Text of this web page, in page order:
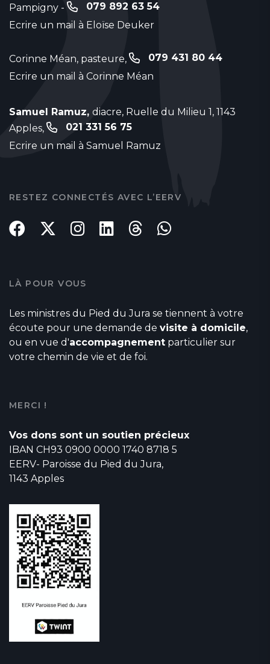
Pampigny -
079 892 63 54
Ecrire un mail à Eloïse Deuker
Corinne Méan, pasteure,
079 431 80 44
Ecrire un mail à Corinne Méan
Samuel Ramuz, diacre, Ruelle du Milieu 1, 1143
Apples,
021 331 56 75
Ecrire un mail à Samuel Ramuz
RESTEZ CONNECTÉS AVEC L’EERV
LÀ POUR VOUS
Les ministres du Pied du Jura se tiennent à votre
écoute pour une demande de visite à domicile,
ou en vue d'accompagnement particulier sur
votre chemin de vie et de foi.
MERCI !
Vos dons sont un soutien précieux
IBAN CH93 0900 0000 1740 8718 5
EERV- Paroisse du Pied du Jura,
1143 Apples